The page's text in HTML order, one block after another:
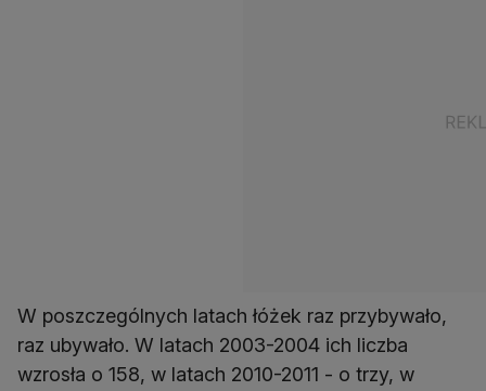
W poszczególnych latach łóżek raz przybywało,
raz ubywało. W latach 2003-2004 ich liczba
wzrosła o 158, w latach 2010-2011 - o trzy, w